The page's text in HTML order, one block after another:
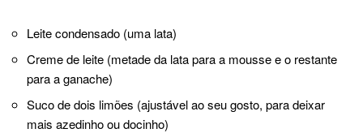
Leite condensado (uma lata)
Creme de leite (metade da lata para a mousse e o restante
para a ganache)
Suco de dois limões (ajustável ao seu gosto, para deixar
mais azedinho ou docinho)